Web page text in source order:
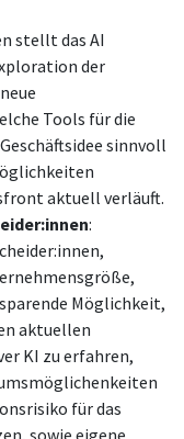
stellt das AI
der
Tools für die
sinnvoll
aktuell verläuft.
:
Möglichkeit,
aktuellen
KI zu erfahren,
für das
sowie eigene